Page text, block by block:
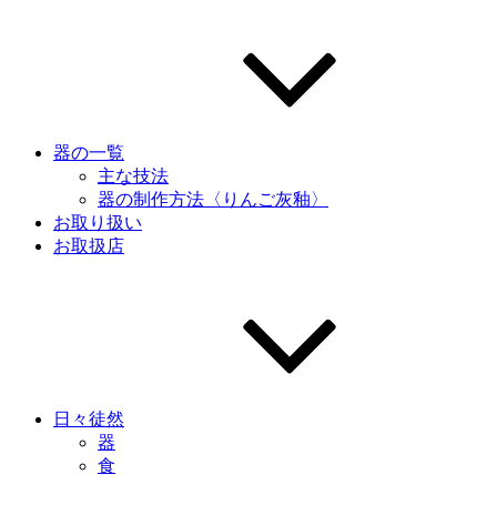
器の一覧
主な技法
器の制作方法〈りんご灰釉〉
お取り扱い
お取扱店
日々徒然
器
食